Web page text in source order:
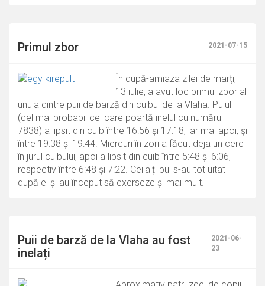
Primul zbor 2021-07-15
În după-amiaza zilei de marți,
13 iulie, a avut loc primul zbor al
unuia dintre puii de barză din cuibul de la Vlaha. Puiul
(cel mai probabil cel care poartă inelul cu numărul
7838) a lipsit din cuib între 16:56 și 17:18, iar mai apoi, și
între 19:38 și 19:44. Miercuri în zori a făcut deja un cerc
în jurul cuibului, apoi a lipsit din cuib între 5:48 și 6:06,
respectiv între 6:48 și 7:22. Ceilalți pui s-au tot uitat
după el și au început să exerseze și mai mult.
Puii de barză de la Vlaha au fost
inelați
2021-06-
23